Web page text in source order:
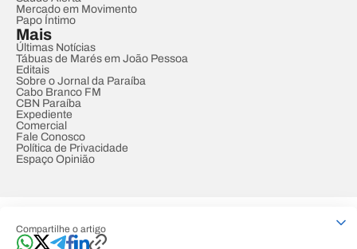
Compartilhe o artigo
Mercado em Movimento
Papo Íntimo
Mais
Últimas Notícias
Tábuas de Marés em João Pessoa
Editais
Sobre o Jornal da Paraíba
Cabo Branco FM
CBN Paraíba
Expediente
Comercial
Fale Conosco
Política de Privacidade
Espaço Opinião
Developed by Designed by